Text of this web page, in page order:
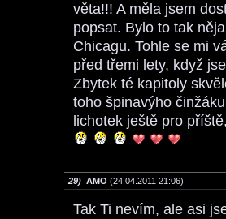
věta!!! A měla jsem
popsat. Bylo to tak
Chicagu. Tohle se mi
před třemi lety, když
Zbytek té kapitoly
toho špinavýho
lichotek ještě pro
29) AMO (24.04.2011 21:06)
Tak Ti nevím, ale asi